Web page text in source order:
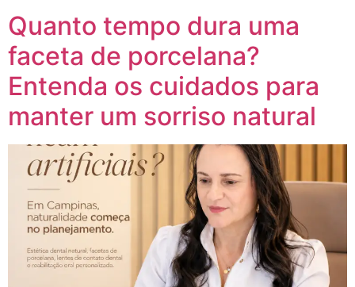
Quanto tempo dura uma
faceta de porcelana?
Entenda os cuidados para
manter um sorriso natural